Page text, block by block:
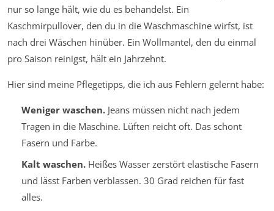
nur so lange hält, wie du es behandelst. Ein
Kaschmirpullover, den du in die Waschmaschine wirfst, ist
nach drei Wäschen hinüber. Ein Wollmantel, den du einmal
pro Saison reinigst, hält ein Jahrzehnt.
Hier sind meine Pflegetipps, die ich aus Fehlern gelernt habe:
Weniger waschen.Jeans müssen nicht nach jedem
Tragen in die Maschine. Lüften reicht oft. Das schont
Fasern und Farbe.
Kalt waschen.Heißes Wasser zerstört elastische Fasern
und lässt Farben verblassen. 30 Grad reichen für fast
alles.